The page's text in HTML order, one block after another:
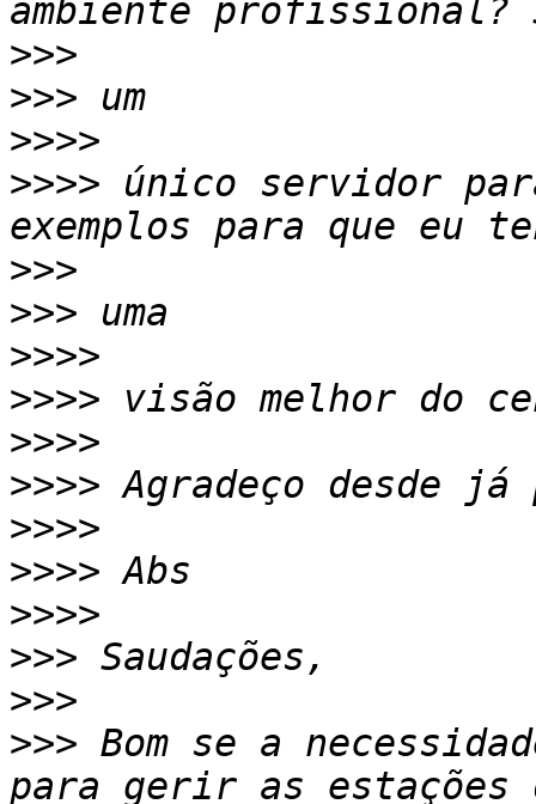
>>>
>>>
>>>>
>>>> único servidor
>>>
>>>
>>>>
>>>>
>>>>
>>>>
>>>>
>>>>
>>>>
>>>
>>>
>>> Bom se a